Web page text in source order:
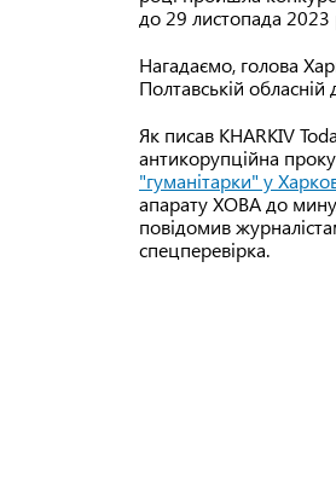
до 29 листопада 2023
Нагадаємо, голова
Полтавській
Як писав KHARKIV
антикорупційна
"гуманітарки" у
апарату ХОВА до
повідомив
спецперевірка.